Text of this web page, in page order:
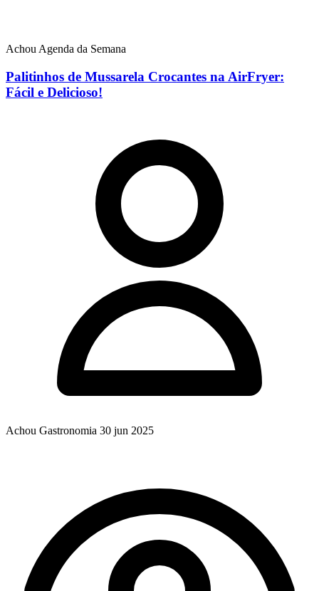
Achou Agenda da Semana
Palitinhos de Mussarela Crocantes na AirFryer:
Fácil e Delicioso!
Achou Gastronomia 30 jun 2025